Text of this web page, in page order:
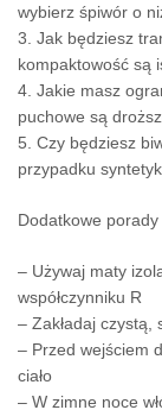
wybierz śpiwór o
3. Jak będziesz
kompaktowość są
4. Jakie masz
puchowe są
5. Czy będziesz
przypadku
Dodatkowe
– Używaj maty
współczynniku R
– Zakładaj
– Przed wejściem
ciało
– W zimne noce